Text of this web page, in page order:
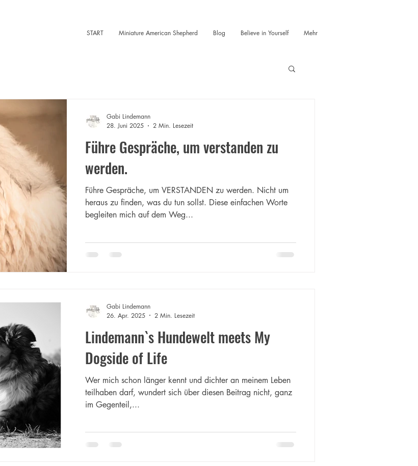
START Miniature American Shepherd Blog Believe in Yourself Mehr
Führe Gespräche, um verstanden zu
werden.
Führe Gespräche, um VERSTANDEN zu werden. Nicht um
heraus zu finden, was du tun sollst. Diese einfachen Worte
begleiten mich auf dem Weg...
Gabi Lindemann
28. Juni 2025
2 Min. Lesezeit
Lindemann`s Hundewelt meets My
Dogside of Life
Wer mich schon länger kennt und dichter an meinem Leben
teilhaben darf, wundert sich über diesen Beitrag nicht, ganz
im Gegenteil,...
Gabi Lindemann
26. Apr. 2025
2 Min. Lesezeit